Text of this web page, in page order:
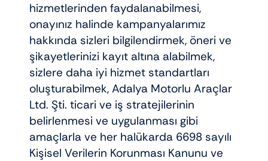
hizmetlerinden faydalanabilmesi,
onayınız halinde kampanyalarımız
hakkında sizleri bilgilendirmek, öneri ve
şikayetlerinizi kayıt altına alabilmek,
sizlere daha iyi hizmet standartları
oluşturabilmek, Adalya Motorlu Araçlar
Ltd. Şti. ticari ve iş stratejilerinin
belirlenmesi ve uygulanması gibi
amaçlarla ve her halükarda 6698 sayılı
Kişisel Verilerin Korunması Kanunu ve